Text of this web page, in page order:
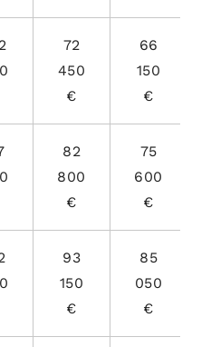
72
450
€
66
150
€
82
800
€
75
600
€
93
150
€
85
050
€